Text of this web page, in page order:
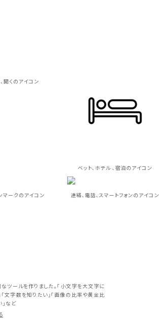
開くのアイコン
ベット、ホテル 、宿泊のアイコン
マークのアイコン 連絡、電話、スマートフォンのアイコン
なツールを作りました。「小文字を大文字に
「文字数を知りたい」「画像の比率や黄金比
など